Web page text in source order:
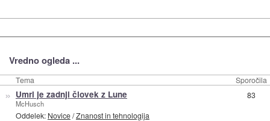
Vredno ogleda ...
Tema Sporočila
» Umrl je zadnji človek z Lune
McHusch
Oddelek: Novice/Znanost in tehnologija
83